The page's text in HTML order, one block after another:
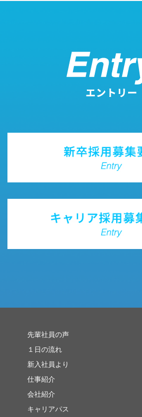
先輩社員の声
１日の流れ
新入社員より
仕事紹介
会社紹介
キャリアパス